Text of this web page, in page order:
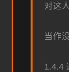
对这
当作
1.4.4